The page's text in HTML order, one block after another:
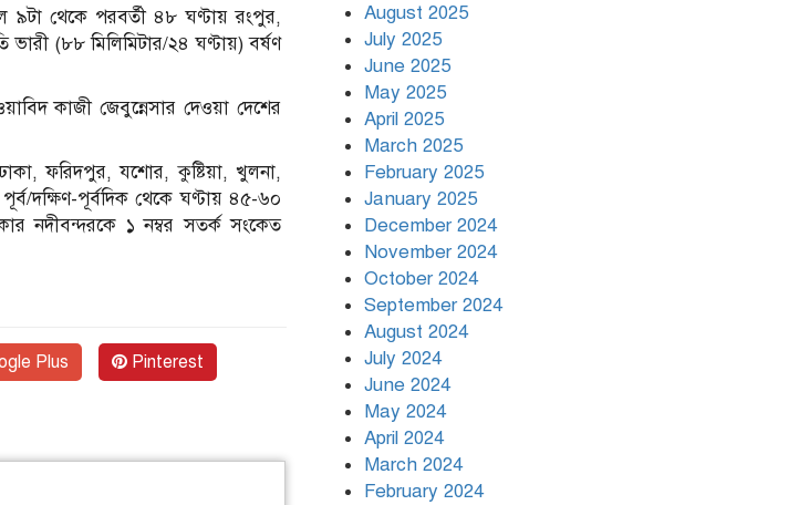
৯টা থেকে পরবর্তী ৪৮ ঘণ্টায় রংপুর,
(৮৮ মিলিমিটার/২৪ ঘণ্টায়) বর্ষণ
কাজী জেবুন্নেসার দেওয়া দেশের
ফরিদপুর, যশোর, কুষ্টিয়া, খুলনা,
দক্ষিণ-পূর্বদিক থেকে ঘণ্টায় ৪৫-৬০
নদীবন্দরকে ১ নম্বর সতর্ক সংকেত
Plus Pinterest
August 2025
July 2025
June 2025
May 2025
April 2025
March 2025
February 2025
January 2025
December 2024
November 2024
October 2024
September 2024
August 2024
July 2024
June 2024
May 2024
April 2024
March 2024
February 2024